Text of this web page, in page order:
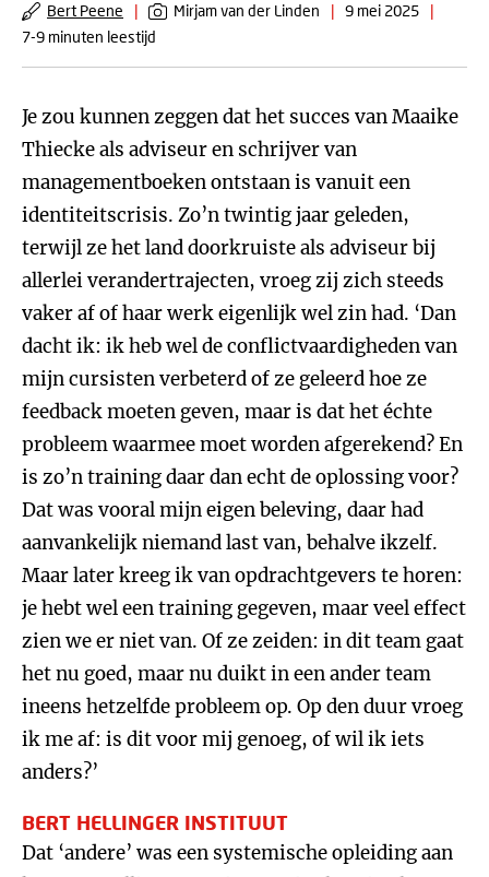
Bert Peene | Mirjam van der Linden | 9 mei 2025
|
7-9 minuten leestijd
Je zou kunnen zeggen dat het succes van Maaike
Thiecke als adviseur en schrijver van
managementboeken ontstaan is vanuit een
identiteitscrisis. Zo’n twintig jaar geleden,
terwijl ze het land doorkruiste als adviseur bij
allerlei verandertrajecten, vroeg zij zich steeds
vaker af of haar werk eigenlijk wel zin had. ‘Dan
dacht ik: ik heb wel de conflictvaardigheden van
mijn cursisten verbeterd of ze geleerd hoe ze
feedback moeten geven, maar is dat het échte
probleem waarmee moet worden afgerekend? En
is zo’n training daar dan echt de oplossing voor?
Dat was vooral mijn eigen beleving, daar had
aanvankelijk niemand last van, behalve ikzelf.
Maar later kreeg ik van opdrachtgevers te horen:
je hebt wel een training gegeven, maar veel effect
zien we er niet van. Of ze zeiden: in dit team gaat
het nu goed, maar nu duikt in een ander team
ineens hetzelfde probleem op. Op den duur vroeg
ik me af: is dit voor mij genoeg, of wil ik iets
anders?’
BERT HELLINGER INSTITUUT
Dat ‘andere’ was een systemische opleiding aan